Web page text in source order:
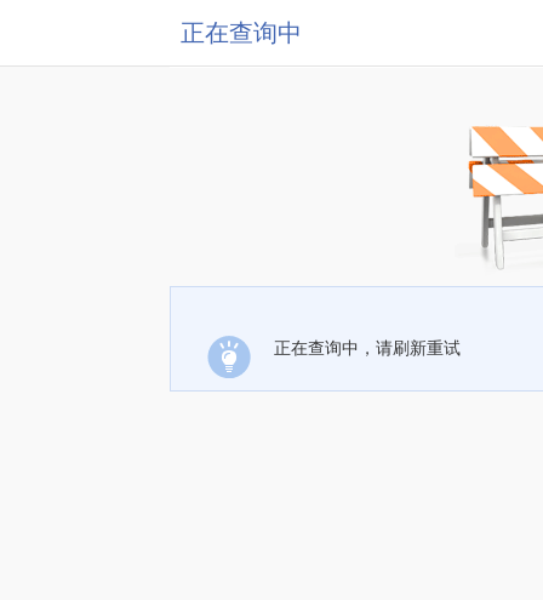
正在查询中
正在查询中，请刷新重试